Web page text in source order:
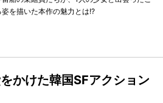
を描いた本作の魅力とは!?
かけた韓国SFアクション